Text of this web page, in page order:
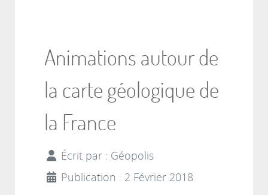
Animations autour de
la carte géologique de
la France
Écrit par : Géopolis
Publication : 2 Février 2018